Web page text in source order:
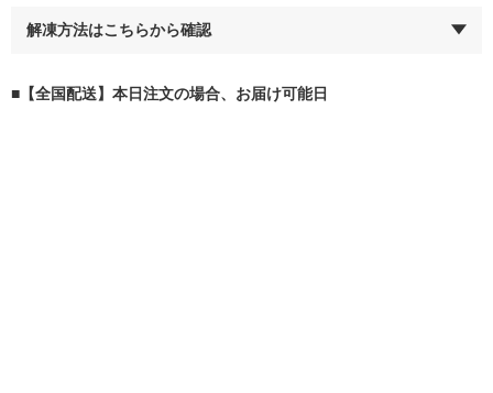
解凍方法はこちらから確認
■【全国配送】本日注文の場合、お届け可能日